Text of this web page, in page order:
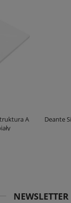
A
Deante
NEWSLETTER